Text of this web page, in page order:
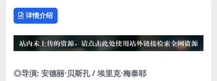
详情介绍
◎导演: 安德丽·贝斯孔 / 埃里克·梅泰耶